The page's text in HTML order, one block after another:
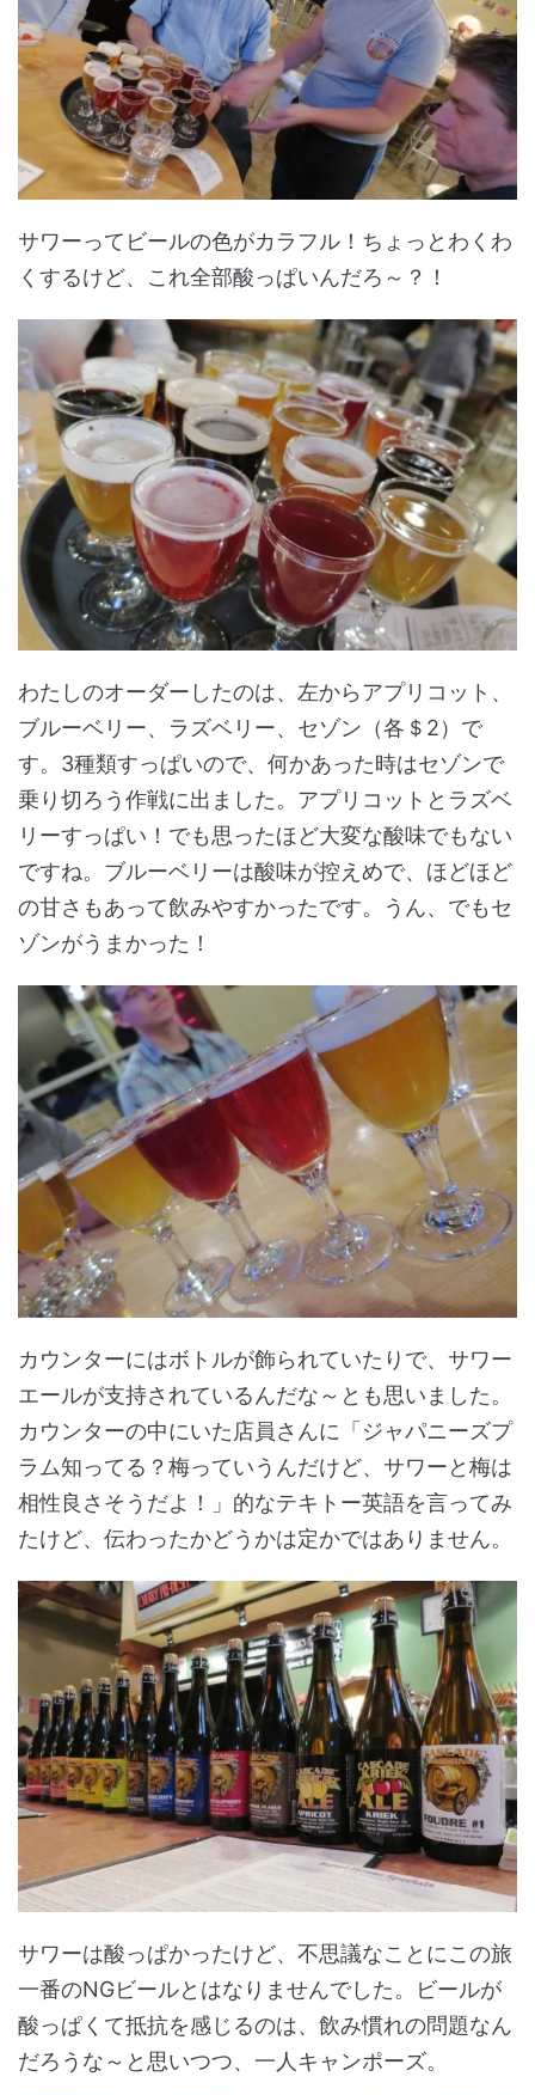
サワーってビールの色がカラフル！ちょっとわくわ
くするけど、これ全部酸っぱいんだろ～？！
わたしのオーダーしたのは、左からアプリコット、
ブルーベリー、ラズベリー、セゾン（各＄2）で
す。3種類すっぱいので、何かあった時はセゾンで
乗り切ろう作戦に出ました。アプリコットとラズベ
リーすっぱい！でも思ったほど大変な酸味でもない
ですね。ブルーベリーは酸味が控えめで、ほどほど
の甘さもあって飲みやすかったです。うん、でもセ
ゾンがうまかった！
カウンターにはボトルが飾られていたりで、サワー
エールが支持されているんだな～とも思いました。
カウンターの中にいた店員さんに「ジャパニーズプ
ラム知ってる？梅っていうんだけど、サワーと梅は
相性良さそうだよ！」的なテキトー英語を言ってみ
たけど、伝わったかどうかは定かではありません。
サワーは酸っぱかったけど、不思議なことにこの旅
一番のNGビールとはなりませんでした。ビールが
酸っぱくて抵抗を感じるのは、飲み慣れの問題なん
だろうな～と思いつつ、一人キャンポーズ。